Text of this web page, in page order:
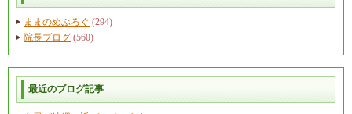
ままのめぶろぐ (294)
院長ブログ (560)
最近のブログ記事